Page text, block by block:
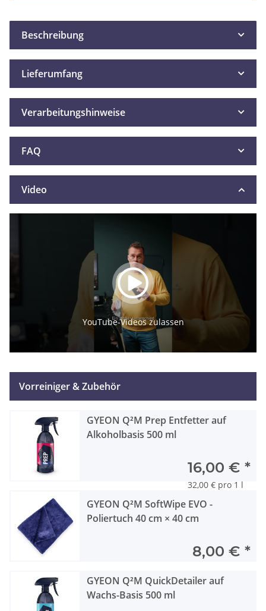
Beschreibung
Lieferumfang
Verarbeitungshinweise
FAQ
Video
YouTube-Videos zulassen
Vorreiniger & Zubehör
GYEON Q²M Prep Entfetter auf
Alkoholbasis 500 ml
16,00 € *
32,00 € pro 1 l
GYEON Q²M SoftWipe EVO -
Poliertuch 40 cm × 40 cm
8,00 € *
GYEON Q²M QuickDetailer auf
Wachs-Basis 500 ml